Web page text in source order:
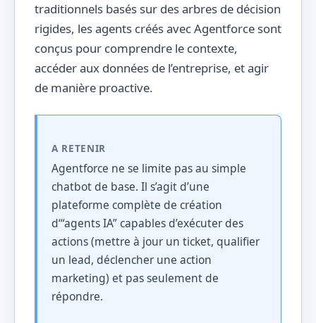
traditionnels basés sur des arbres de décision
rigides, les agents créés avec Agentforce sont
conçus pour comprendre le contexte,
accéder aux données de l’entreprise, et agir
de manière proactive.
A RETENIR
Agentforce ne se limite pas au simple
chatbot de base. Il s’agit d’une
plateforme complète de création
d‘“agents IA” capables d’exécuter des
actions (mettre à jour un ticket, qualifier
un lead, déclencher une action
marketing) et pas seulement de
répondre.